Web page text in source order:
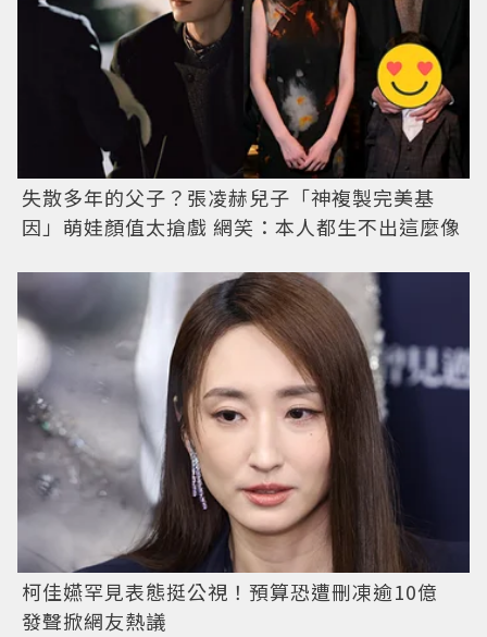
失散多年的父子？張凌赫兒子「神複製完美基
因」萌娃顏值太搶戲 網笑：本人都生不出這麼像
柯佳嬿罕見表態挺公視！預算恐遭刪凍逾10億
發聲掀網友熱議